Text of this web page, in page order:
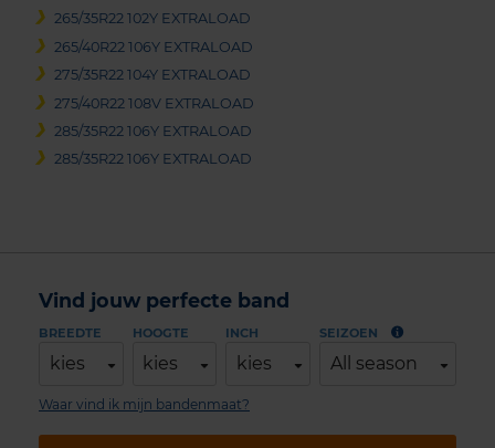
265/35R22 102Y EXTRALOAD
265/40R22 106Y EXTRALOAD
275/35R22 104Y EXTRALOAD
275/40R22 108V EXTRALOAD
285/35R22 106Y EXTRALOAD
285/35R22 106Y EXTRALOAD
Vind jouw perfecte band
BREEDTE
kies
HOOGTE
kies
INCH
kies
SEIZOEN
All season
Waar vind ik mijn bandenmaat?